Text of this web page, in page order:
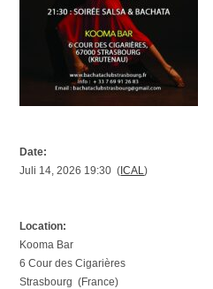
Date:
Juli 14, 2026 19:30 (ICAL)
Location:
Kooma Bar
6 Cour des Cigarières
Strasbourg (France)